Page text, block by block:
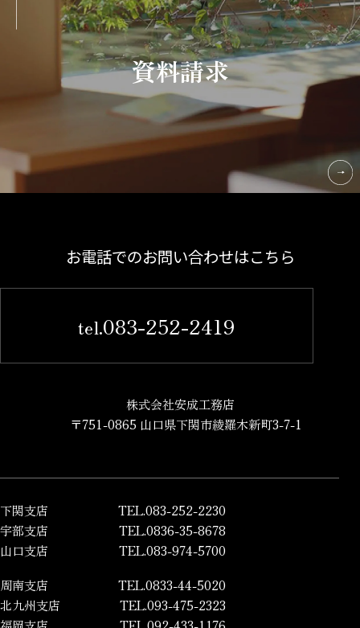
資料請求
お電話でのお問い合わせはこちら
tel.083-252-2419
株式会社安成工務店
〒751-0865 山口県下関市綾羅木新町3-7-1
下関支店
TEL.083-252-2230
宇部支店
TEL.0836-35-8678
山口支店
TEL.083-974-5700
周南支店
TEL.0833-44-5020
北九州支店
TEL.093-475-2323